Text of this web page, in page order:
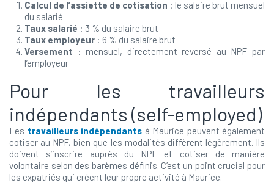
Calcul de l’assiette de cotisation : le salaire brut mensuel
du salarié
Taux salarié : 3 % du salaire brut
Taux employeur : 6 % du salaire brut
Versement : mensuel, directement reversé au NPF par
l’employeur
Pour les travailleurs
indépendants (self-employed)
Les travailleurs indépendants à Maurice peuvent également
cotiser au NPF, bien que les modalités diffèrent légèrement. Ils
doivent s’inscrire auprès du NPF et cotiser de manière
volontaire selon des barèmes définis. C’est un point crucial pour
les expatriés qui créent leur propre activité à Maurice.